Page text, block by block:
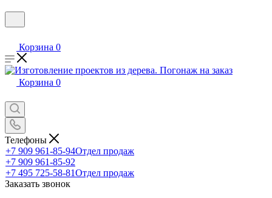
Корзина 0
Корзина 0
Телефоны
+7 909 961-85-94Отдел продаж
+7 909 961-85-92
+7 495 725-58-81Отдел продаж
Заказать звонок